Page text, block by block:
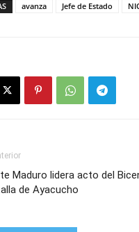
avanza Jefe de Estado
Maduro lidera acto del
de Ayacucho